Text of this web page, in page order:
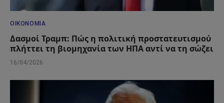
ΟΙΚΟΝΟΜΊΑ
Δασμοί Τραμπ: Πώς η πολιτική προστατευτισμού
πλήττει τη βιομηχανία των ΗΠΑ αντί να τη σώζει
16/04/2026